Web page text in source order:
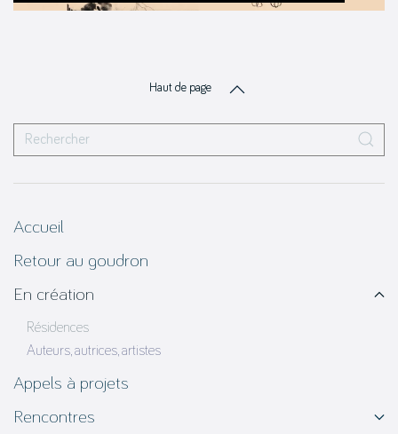
Haut de page
Accueil
Retour au goudron
En création
Résidences
Auteurs, autrices, artistes
Appels à projets
Rencontres